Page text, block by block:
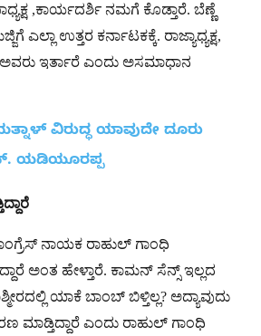
,ಕಾರ್ಯದರ್ಶಿ ನಮಗೆ ಕೊಡ್ತಾರೆ. ಬೆಣ್ಣೆ
ಎಲ್ಲಾ ಉತ್ತರ ಕರ್ನಾಟಕಕ್ಕೆ. ರಾಜ್ಯಾಧ್ಯಕ್ಷ,
ಇರ್ತಾರೆ ಎಂದು ಅಸಮಾಧಾನ
ವಿರುದ್ಧ ಯಾವುದೇ ದೂರು
ಯಡಿಯೂರಪ್ಪ
ನಾಯಕ ರಾಹುಲ್ ಗಾಂಧಿ
ಅಂತ ಹೇಳ್ತಾರೆ. ಕಾಮನ್ ಸೆನ್ಸ್ ಇಲ್ಲದ
ಯಾಕೆ ಬಾಂಬ್ ಬಿಳ್ತಿಲ್ಲ? ಅದ್ಯಾವುದು
ಮಾಡ್ತಿದ್ದಾರೆ ಎಂದು ರಾಹುಲ್ ಗಾಂಧಿ